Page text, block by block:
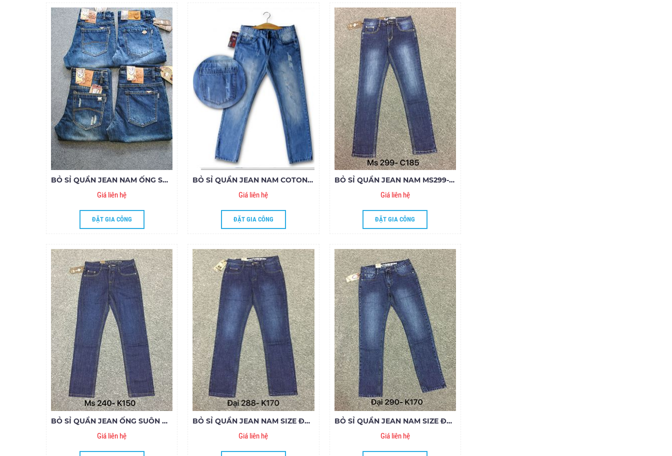
BỎ SỈ QUẦN JEAN NAM ỐNG SUÔNG MS285-272-324-328
Giá liên hệ
ĐẶT GIA CÔNG
BỎ SỈ QUẦN JEAN NAM COTON RÁCH JSA 45.18
Giá liên hệ
ĐẶT GIA CÔNG
BỎ SỈ QUẦN JEAN NAM MS299-Y185
Giá liên hệ
ĐẶT GIA CÔNG
BỎ SỈ QUẦN JEAN ỐNG SUÔN MS240
Giá liên hệ
BỎ SỈ QUẦN JEAN NAM SIZE ĐẠI NAFUCO MS288-E170
Giá liên hệ
BỎ SỈ QUẦN JEAN NAM SIZE ĐẠI MS290-Q170
Giá liên hệ